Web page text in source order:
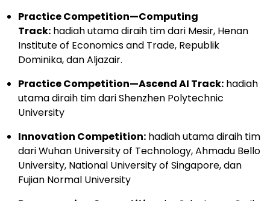
Practice Competition—Computing
Track: hadiah utama diraih tim dari Mesir, Henan
Institute of Economics and Trade, Republik
Dominika, dan Aljazair.
Practice Competition—Ascend AI Track: hadiah
utama diraih tim dari Shenzhen Polytechnic
University
Innovation Competition: hadiah utama diraih tim
dari Wuhan University of Technology, Ahmadu Bello
University, National University of Singapore, dan
Fujian Normal University